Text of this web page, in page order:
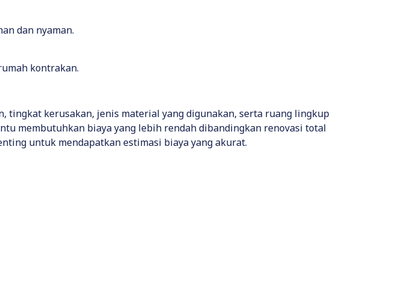
dan nyaman.
kontrakan.
tingkat kerusakan, jenis material yang digunakan, serta ruang lingkup
membutuhkan biaya yang lebih rendah dibandingkan renovasi total
untuk mendapatkan estimasi biaya yang akurat.